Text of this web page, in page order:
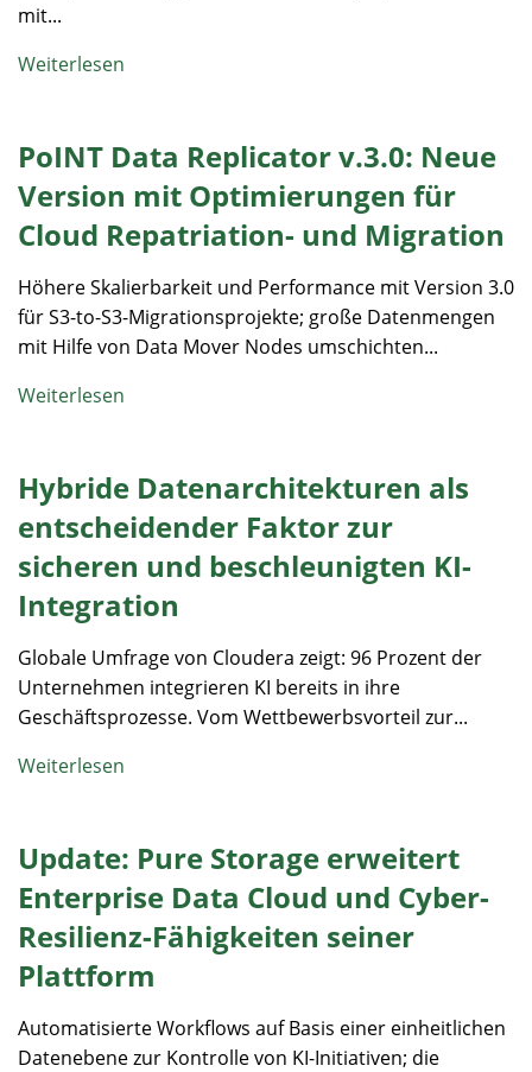
mit...
Weiterlesen
PoINT Data Replicator v.3.0: Neue
Version mit Optimierungen für
Cloud Repatriation- und Migration
Höhere Skalierbarkeit und Performance mit Version 3.0
für S3-to-S3-Migrationsprojekte; große Datenmengen
mit Hilfe von Data Mover Nodes umschichten...
Weiterlesen
Hybride Datenarchitekturen als
entscheidender Faktor zur
sicheren und beschleunigten KI-
Integration
Globale Umfrage von Cloudera zeigt: 96 Prozent der
Unternehmen integrieren KI bereits in ihre
Geschäftsprozesse. Vom Wettbewerbsvorteil zur...
Weiterlesen
Update: Pure Storage erweitert
Enterprise Data Cloud und Cyber-
Resilienz-Fähigkeiten seiner
Plattform
Automatisierte Workflows auf Basis einer einheitlichen
Datenebene zur Kontrolle von KI-Initiativen; die